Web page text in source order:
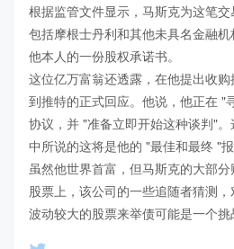
根据监管文件显示，马斯克为这笔交
包括摩根士丹利和其他未具名金融
他本人的一份股权承诺书。
这位亿万富翁还透露，在他提出收
到推特的正式回应。他说，他正在 "
协议，并 "准备立即开始这种谈判"
中所说的这将是他的 "最佳和最终 "报
虽然他世界首富，但马斯克的大部
股票上，该公司的一些追随者猜测
波动较大的股票来举债可能是一个挑